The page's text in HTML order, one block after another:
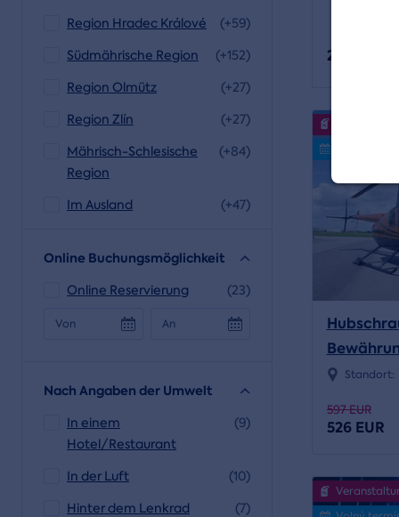
Region Hradec Králové
(+59)
Südmährische Region
(+152)
Region Olmütz
(+27)
Region Zlín
(+27)
Mährisch-Schlesische
Region
(+84)
Im Ausland (+47)
Online Buchungsmöglichkeit
Online Reservierung (23)
Von An
Nach Angaben der Umwelt
In einem
Hotel/Restaurant
(9)
In der Luft
(10)
Hinter dem Lenkrad
(7)
258 EUR
Standort:
597 EUR
526 EUR